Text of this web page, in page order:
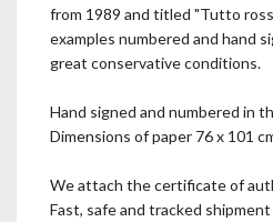
from 1989 and titled "Tutto
examples numbered and hand
great conservative conditions.
Hand signed and numbered in
Dimensions of paper 76 x 101
We attach the certificate of
Fast, safe and tracked